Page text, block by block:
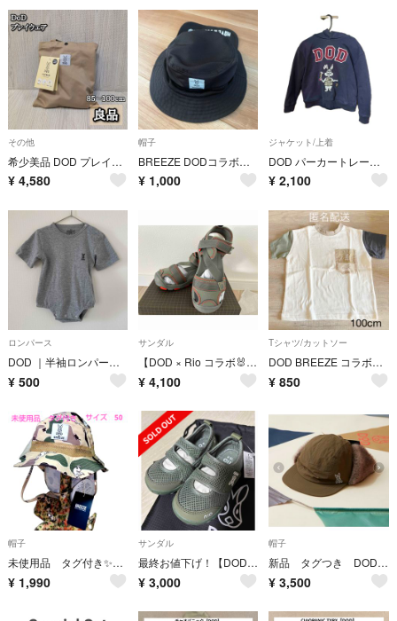
その他
希少美品 DOD プレイウェア DADWAYコラボ ベージュ 85〜100cm
¥ 4,580
帽子
BREEZE DODコラボアウトドアハット キッズ 帽子 日除つき 56cm
¥ 1,000
ジャケット/上着
DOD パーカートレーナー 130
¥ 2,100
ロンパース
DOD ｜半袖ロンパース 70〜80cm
¥ 500
サンダル
【DOD × Rio コラボ🐰】ウサッシュガードテープサンダル
¥ 4,100
Tシャツ/カットソー
DOD BREEZE コラボ 半袖 Tシャツ 100
¥ 850
帽子
未使用品 タグ付き✨BREEZE ＆DOD コラボアウドドアハット 迷彩 50
¥ 1,990
サンダル
最終お値下げ！【DOD×Rio】ウサッシュ ウォーターシューズサンダル15cm
¥ 3,000
帽子
新品 タグつき DOD ミミマモッターレ フライトキャップ チャオパニック
¥ 3,500